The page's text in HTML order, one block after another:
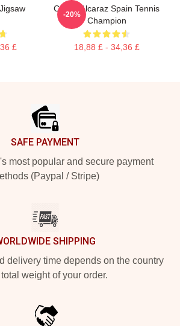
£
Carlos Alcaraz Spain Tennis
Champion
18,88 £ - 34,36 £
-20%
SAFE PAYMENT
most popular and secure payment
(Paypal / Stripe)
SHIPPING
delivery time depends on the country
weight of your order.